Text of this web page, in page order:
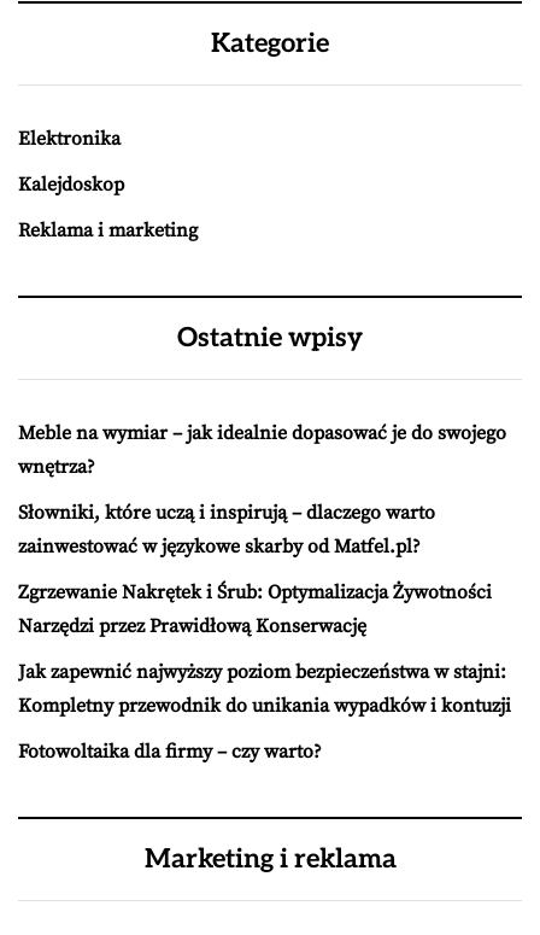
Kategorie
Elektronika
Kalejdoskop
Reklama i marketing
Ostatnie wpisy
Meble na wymiar – jak idealnie dopasować je do swojego
wnętrza?
Słowniki, które uczą i inspirują – dlaczego warto
zainwestować w językowe skarby od Matfel.pl?
Zgrzewanie Nakrętek i Śrub: Optymalizacja Żywotności
Narzędzi przez Prawidłową Konserwację
Jak zapewnić najwyższy poziom bezpieczeństwa w stajni:
Kompletny przewodnik do unikania wypadków i kontuzji
Fotowoltaika dla firmy – czy warto?
Marketing i reklama